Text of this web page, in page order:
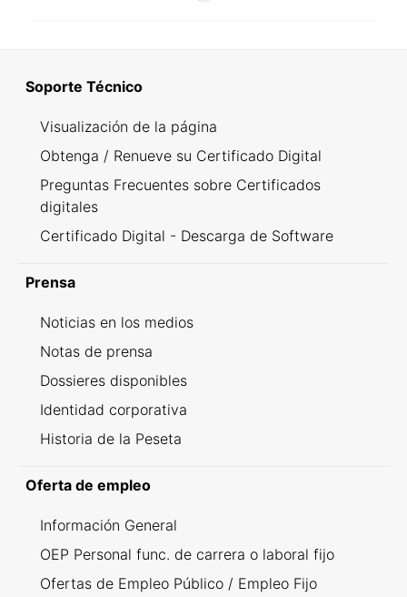
Soporte Técnico
Visualización de la página
Obtenga / Renueve su Certificado Digital
Preguntas Frecuentes sobre Certificados
digitales
Certificado Digital - Descarga de Software
Prensa
Noticias en los medios
Notas de prensa
Dossieres disponibles
Identidad corporativa
Historia de la Peseta
Oferta de empleo
Información General
OEP Personal func. de carrera o laboral fijo
Ofertas de Empleo Público / Empleo Fijo